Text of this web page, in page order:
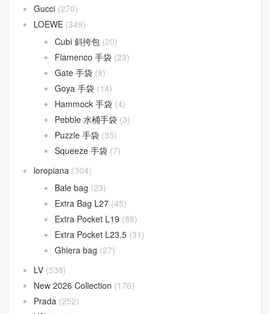
Gucci (270)
LOEWE (349)
Cubi 斜挎包 (20)
Flamenco 手袋 (23)
Gate 手袋 (8)
Goya 手袋 (14)
Hammock 手袋 (4)
Pebble 水桶手袋 (3)
Puzzle 手袋 (35)
Squeeze 手袋 (7)
loropiana (304)
Bale bag (23)
Extra Bag L27 (45)
Extra Pocket L19 (88)
Extra Pocket L23.5 (31)
Ghiera bag (27)
LV (538)
New 2026 Collection (176)
Prada (252)